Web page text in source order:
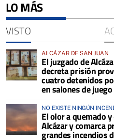
LO MÁS
VISTO
ALCÁZAR DE SAN JUAN
El juzgado de
decreta prisión
cuatro detenidos
en salones de juego
NO EXISTE NINGÚN
COMARCA
El olor a quemado
Alcázar y comarca
grandes incendios